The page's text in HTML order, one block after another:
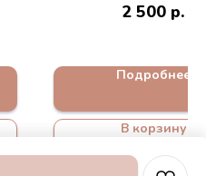
2 500 р.
Подробнее
В корзину